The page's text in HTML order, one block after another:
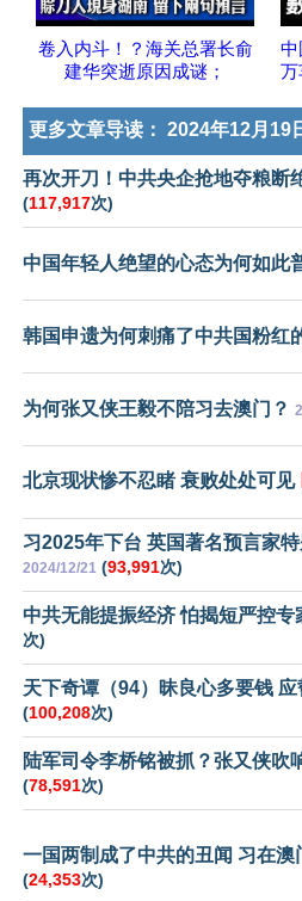
卷入内斗！？海关总署长俞
建华突逝原因成谜；
中
万
更多文章导读： 2024年12月19
再次开刀！中共央企抢地夺粮断
(117,917次)
中国年轻人绝望的心态为何如此
韩国申遗为何刺痛了中共国粉红
为何张又侠王毅不陪习去澳门？
北京现状惨不忍睹 衰败处处可见
习2025年下台 英国著名预言家
2024/12/21 (93,991次)
中共无能提振经济 怕揭短严控专
次)
天下奇谭（94）昧良心多要钱
(100,208次)
陆军司令李桥铭被抓？张又侠吹
(78,591次)
一国两制成了中共的丑闻 习在澳
(24,353次)